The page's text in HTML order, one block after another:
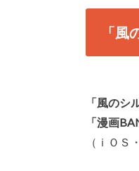
「
「風のシ
「漫画
（ｉＯＳ